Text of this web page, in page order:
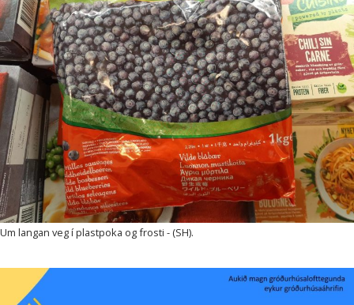
Um langan veg í plastpoka og frosti - (SH).